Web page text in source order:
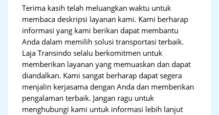
Terima kasih telah meluangkan waktu untuk
membaca deskripsi layanan kami. Kami berharap
informasi yang kami berikan dapat membantu
Anda dalam memilih solusi transportasi terbaik.
Laja Transindo selalu berkomitmen untuk
memberikan layanan yang memuaskan dan dapat
diandalkan. Kami sangat berharap dapat segera
menjalin kerjasama dengan Anda dan memberikan
pengalaman terbaik. Jangan ragu untuk
menghubungi kami untuk informasi lebih lanjut